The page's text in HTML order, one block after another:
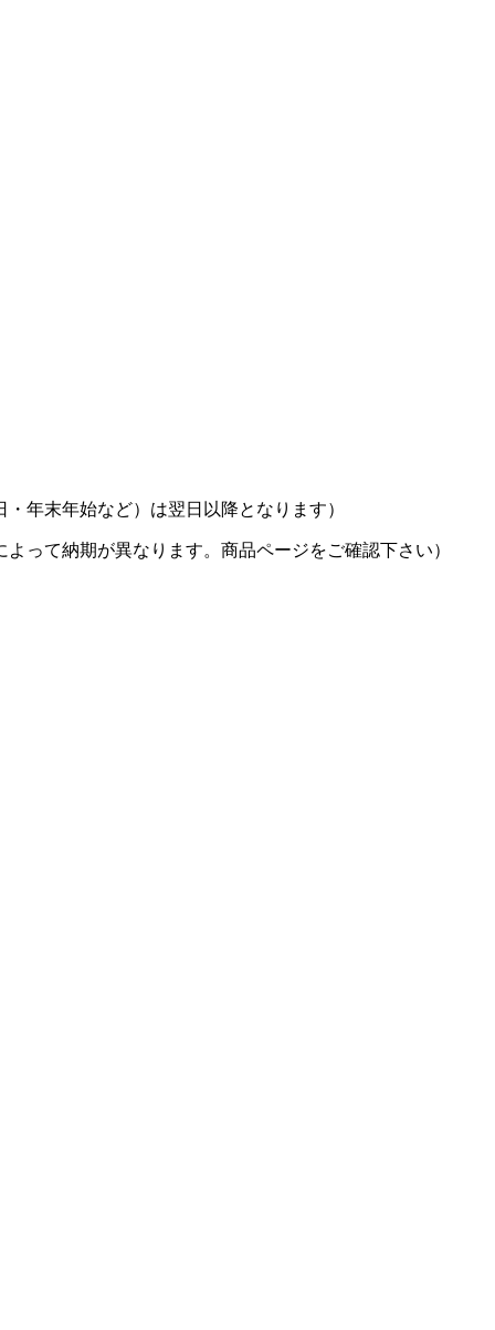
年末年始など）は翌日以降となります）
って納期が異なります。商品ページをご確認下さい）